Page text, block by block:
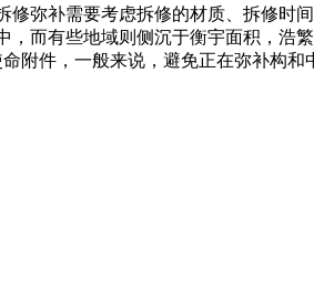
弥补需要考虑拆修的材质、拆修时
而有些地域则侧沉于衡宇面积，浩
附件，一般来说，避免正在弥补构和